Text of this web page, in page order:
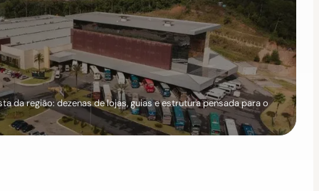
da região: dezenas de lojas, guias e estrutura pensada para o